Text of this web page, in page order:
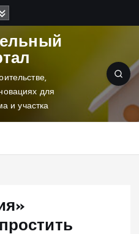
для
и участка